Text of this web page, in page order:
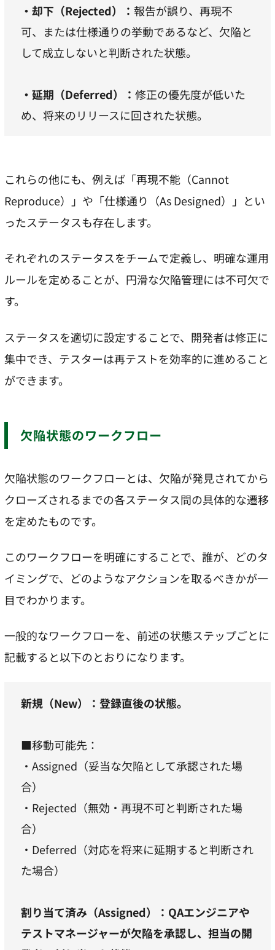
・却下（Rejected）： 報告が誤り、再現不
可、または仕様通りの挙動であるなど、欠陥と
して成立しないと判断された状態。
・延期（Deferred）： 修正の優先度が低いた
め、将来のリリースに回された状態。
これらの他にも、例えば「再現不能（Cannot
Reproduce）」や「仕様通り（As Designed）」とい
ったステータスも存在します。
それぞれのステータスをチームで定義し、明確な運用
ルールを定めることが、円滑な欠陥管理には不可欠で
す。
ステータスを適切に設定することで、開発者は修正に
集中でき、テスターは再テストを効率的に進めること
ができます。
欠陥状態のワークフロー
欠陥状態のワークフローとは、欠陥が発見されてから
クローズされるまでの各ステータス間の具体的な遷移
を定めたものです。
このワークフローを明確にすることで、誰が、どのタ
イミングで、どのようなアクションを取るべきかが一
目でわかります。
一般的なワークフローを、前述の状態ステップごとに
記載すると以下のとおりになります。
新規（New）：登録直後の状態。
■移動可能先：
・Assigned（妥当な欠陥として承認された場
合）
・Rejected（無効・再現不可と判断された場
合）
・Deferred（対応を将来に延期すると判断され
た場合）
割り当て済み（Assigned）：QAエンジニアや
テストマネージャーが欠陥を承認し、担当の開